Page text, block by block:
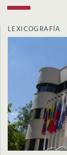
LEXICOGRAFÍA